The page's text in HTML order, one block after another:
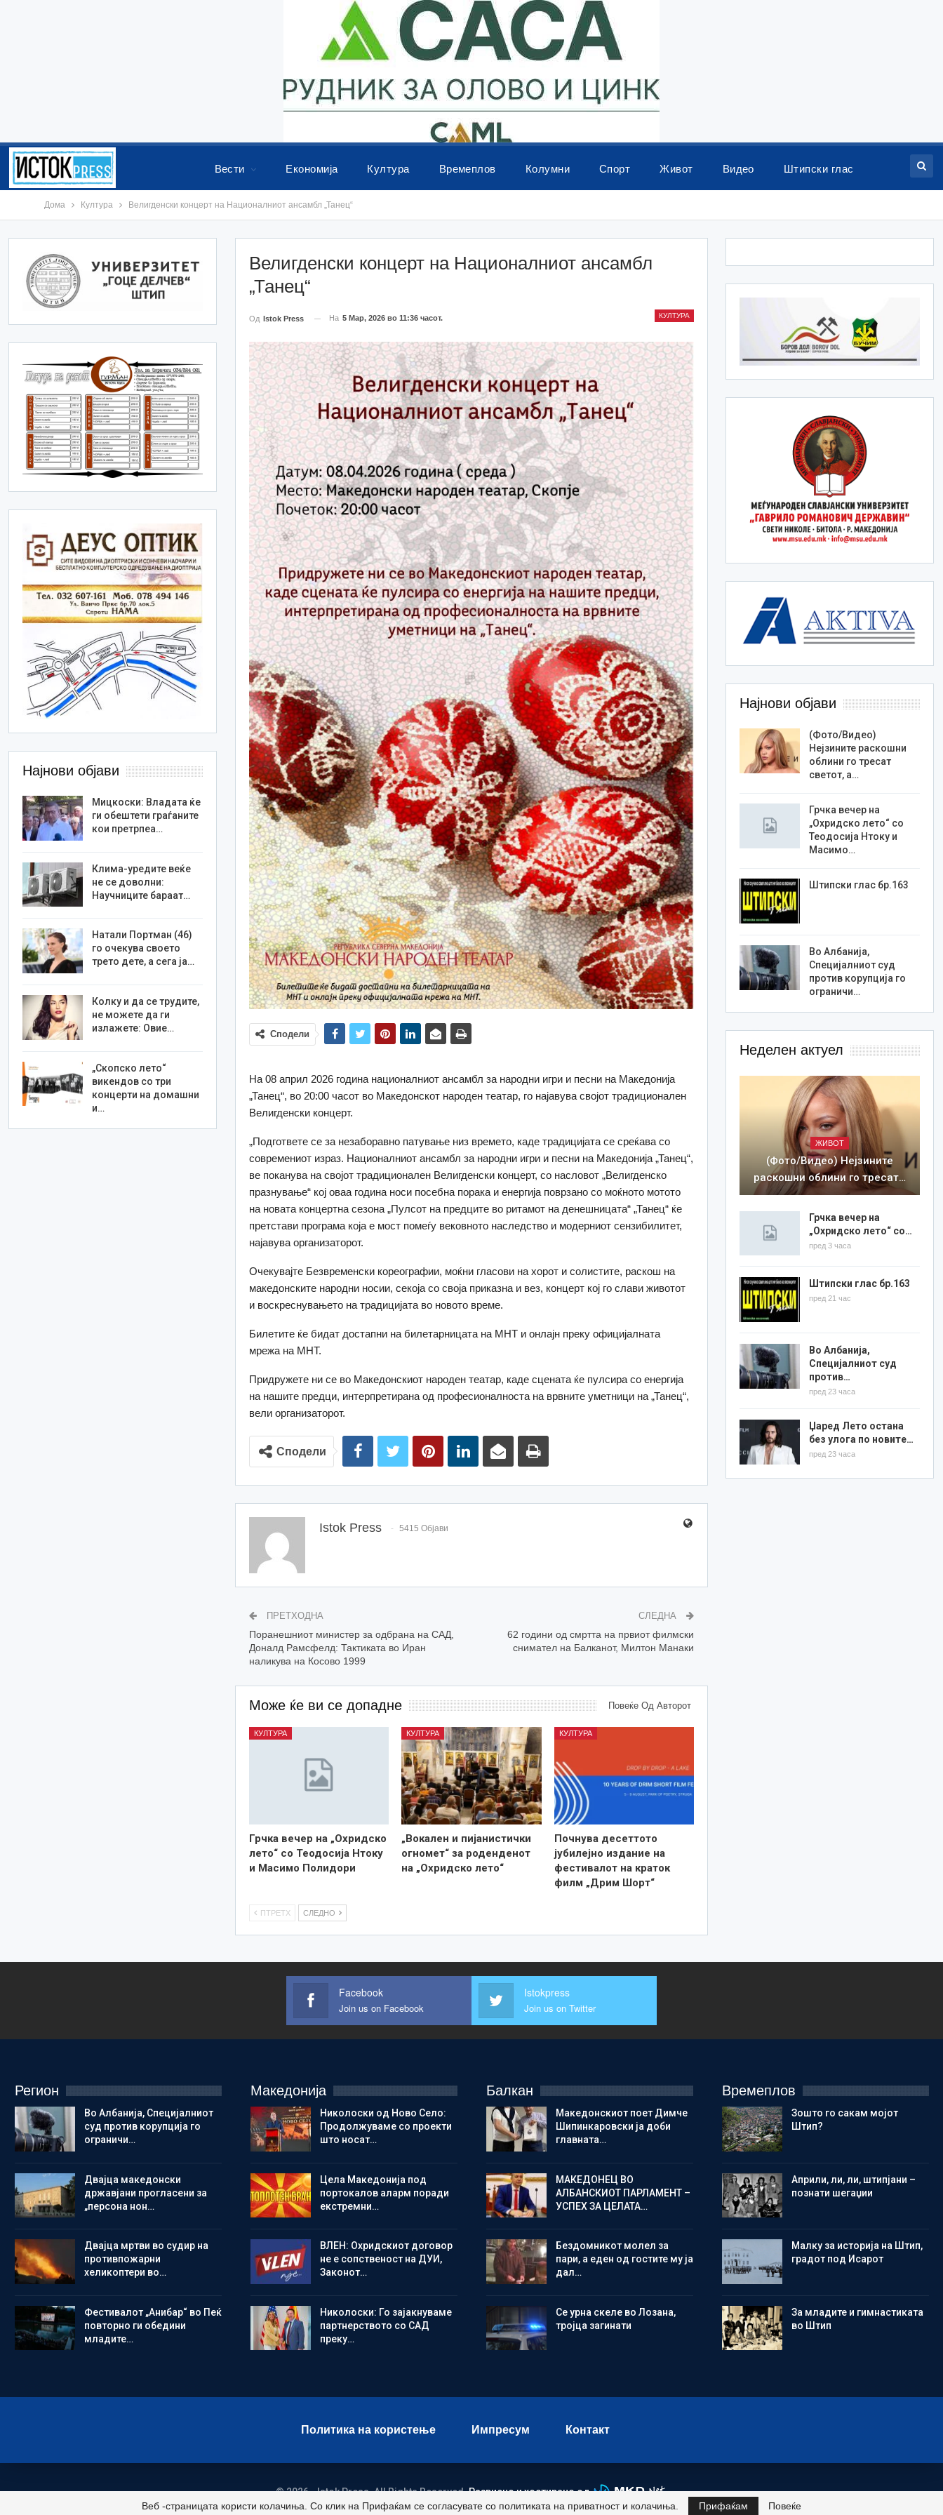
Вести Економија Култура Времеплов Колумни Спорт Живот Видео Штипски глас
Дома Култура Велигденски концерт на Националниот ансамбл „Танец“
Велигденски концерт на Националниот ансамбл
„Танец“
КУЛТУРА
Од Istok Press На 5 Мар, 2026 во 11:36 часот.
Сподели
На 08 април 2026 година националниот ансамбл за народни игри и песни на Македонија
„Танец“, во 20:00 часот во Македонскот народен театар, го најавува својот традиционален
Велигденски концерт.
„Подгответе се за незаборавно патување низ времето, каде традицијата се среќава со
современиот израз. Националниот ансамбл за народни игри и песни на Македонија „Танец“,
ве поканува на својот традиционален Велигденски концерт, со насловот „Велигденско
празнување“ кој оваа година носи посебна порака и енергија поврзано со моќното мотото
на новата концертна сезона „Пулсот на предците во ритамот на денешницата“ „Танец“ ќе
претстави програма која е мост помеѓу вековното наследство и модерниот сензибилитет,
најавува организаторот.
Очекувајте Безвременски кореографии, моќни гласови на хорот и солистите, раскош на
македонските народни носии, секоја со своја приказна и вез, концерт кој го слави животот
и воскреснувањето на традицијата во новото време.
Билетите ќе бидат достапни на билетарницата на МНТ и онлајн преку официјалната
мрежа на МНТ.
Придружете ни се во Македонскиот народен театар, каде сцената ќе пулсира со енергија
на нашите предци, интерпретирана од професионалноста на врвните уметници на „Танец“,
вели организаторот.
Сподели
Istok Press 5415 Објави
ПРЕТХОДНА
Поранешниот министер за одбрана на САД,
Доналд Рамсфелд: Тактиката во Иран
наликува на Косово 1999
СЛЕДНА
62 години од смртта на првиот филмски
снимател на Балканот, Милтон Манаки
Може ќе ви се допадне Повеќе Од Авторот
КУЛТУРА
Грчка вечер на „Охридско
лето“ со Теодосија Нтоку
и Масимо Полидори
КУЛТУРА
„Вокален и пијанистички
огномет“ за роденденот
на „Охридско лето“
КУЛТУРА
Почнува десеттото
јубилејно издание на
фестивалот на краток
филм „Дрим Шорт“
ПТРЕТХ СЛЕДНО
Најнови објави
(Фото/Видео)
Нејзините раскошни
облини го тресат
светот, а…
Грчка вечер на
„Охридско лето“ со
Теодосија Нтоку и
Масимо…
Штипски глас бр.163
Во Албанија,
Специјалниот суд
против корупција го
ограничи…
Неделен актуел
ЖИВОТ
(Фото/Видео) Нејзините
раскошни облини го тресат…
Грчка вечер на
„Охридско лето“ со…
пред 3 часа
Штипски глас бр.163
пред 21 час
Во Албанија,
Специјалниот суд
против…
пред 23 часа
Џаред Лето остана
без улога по новите…
пред 23 часа
Најнови објави
Мицкоски: Владата ќе
ги обештети граѓаните
кои претрпеа…
Клима-уредите веќе
не се доволни:
Научниците бараат…
Натали Портман (46)
го очекува своето
трето дете, а сега ја…
Колку и да се трудите,
не можете да ги
излажете: Овие…
„Скопско лето“
викендов со три
концерти на домашни
и…
Facebook
Join us on Facebook
Istokpress
Join us on Twitter
Регион
Во Албанија, Специјалниот
суд против корупција го
ограничи…
Двајца македонски
државјани прогласени за
„персона нон…
Двајца мртви во судир на
противпожарни
хеликоптери во…
Фестивалот „Анибар“ во Пеќ
повторно ги обедини
младите…
Македонија
Николоски од Ново Село:
Продолжуваме со проекти
што носат…
Цела Македонија под
портокалов аларм поради
екстремни…
ВЛЕН: Охридскиот договор
не е сопственост на ДУИ,
Законот…
Николоски: Го зајакнуваме
партнерството со САД
преку…
Балкан
Македонскиот поет Димче
Шипинкаровски ја доби
главната…
МАКЕДОНЕЦ ВО
АЛБАНСКИОТ ПАРЛАМЕНТ –
УСПЕХ ЗА ЦЕЛАТА…
Бездомникот молел за
пари, а еден од гостите му ја
дал…
Се урна скеле во Лозана,
тројца загинати
Времеплов
Зошто го сакам мојот
Штип?
Aприли, ли, ли, штипјани –
познати шегаџии
Малку за историја на Штип,
градот под Исарот
Зa младите и гимнастиката
во Штип
Политика на користење Импресум Контакт
© 2026 - Istok Press. All Rights Reserved.Развиено и хостирано од
Веб -страницата користи колачиња. Со клик на Прифаќам се согласувате со политиката на приватност и колачиња.
Прифаќам Повеќе